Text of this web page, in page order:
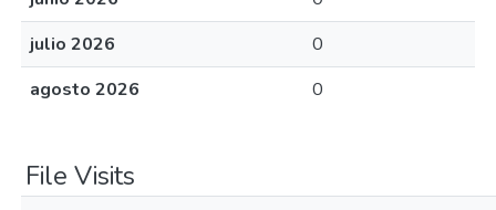
julio 2026
0
agosto 2026
0
File Visits